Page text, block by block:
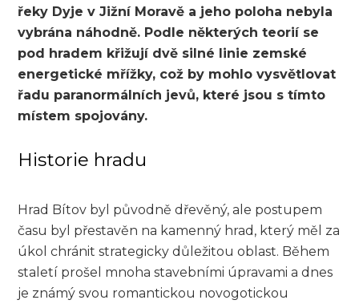
řeky Dyje v Jižní Moravě a jeho poloha nebyla
vybrána náhodně. Podle některých teorií se
pod hradem křižují dvě silné linie zemské
energetické mřížky, což by mohlo vysvětlovat
řadu paranormálních jevů, které jsou s tímto
místem spojovány.
Historie hradu
Hrad Bítov byl původně dřevěný, ale postupem
času byl přestavěn na kamenný hrad, který měl za
úkol chránit strategicky důležitou oblast. Během
staletí prošel mnoha stavebními úpravami a dnes
je známý svou romantickou novogotickou